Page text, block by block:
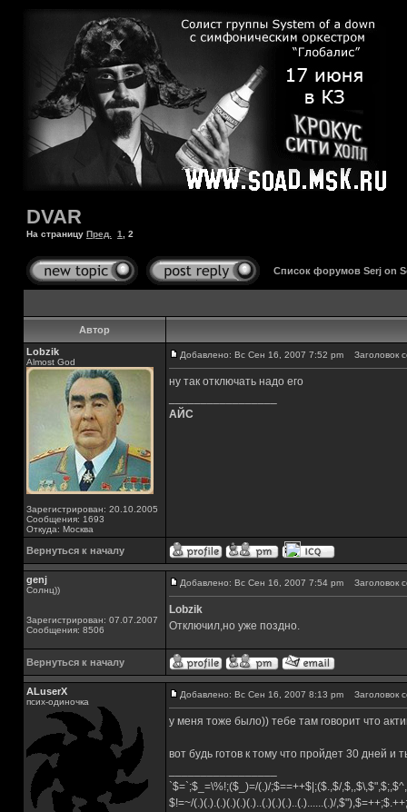
DVAR
На страницу Пред. 1 2
Список форумов Serj on
Автор
Lobzik
Almost God
Зарегистрирован: 20.10.2005
Сообщения: 1693
Откуда: Москва
Добавлено: Вс Сен 16, 2007 7:52 pm Заголовок
ну так отключать надо его
АЙС
Вернуться к началу
genj
Солнц))
Зарегистрирован: 07.07.2007
Сообщения: 8506
Добавлено: Вс Сен 16, 2007 7:54 pm Заголовок
Lobzik
Отключил,но уже поздно.
Вернуться к началу
ALuserX
псих-одиночка
Добавлено: Вс Сен 16, 2007 8:13 pm Заголовок
у меня тоже было)) тебе там говорит что
вот будь готов к тому что пройдет 30 дней
`$=`;$_=\%!;($_)=/(.)/;$==++$|;($.,$/
$!=~/(.)(.).(.)(.)(.)(.)..(.)(.)(.)..(.)......(.)/